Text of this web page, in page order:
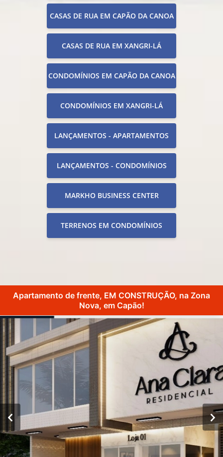
CASAS DE RUA EM CAPÃO DA CANOA
CASAS DE RUA EM XANGRI-LÁ
CONDOMÍNIOS EM CAPÃO DA CANOA
CONDOMÍNIOS EM XANGRI-LÁ
LANÇAMENTOS - APARTAMENTOS
LANÇAMENTOS - CONDOMÍNIOS
MARKHO BUSINESS CENTER
TERRENOS EM CONDOMÍNIOS
Apartamento de frente, EM CONSTRUÇÃO, na Zona
Nova, em Capão!